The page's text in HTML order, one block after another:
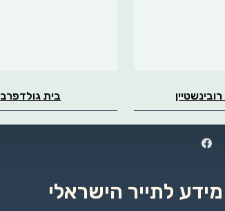
בית גולדפרב
לתייר הישראלי